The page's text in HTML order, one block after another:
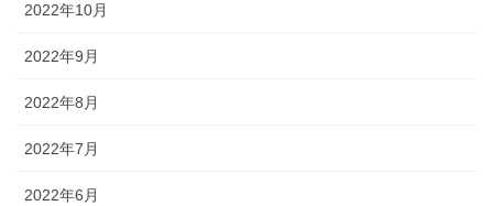
2022年10月
2022年9月
2022年8月
2022年7月
2022年6月